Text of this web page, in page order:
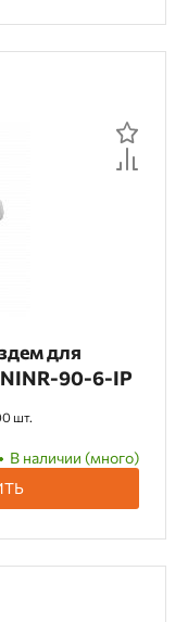
для
90-6-IP
шт.
В наличии (много)